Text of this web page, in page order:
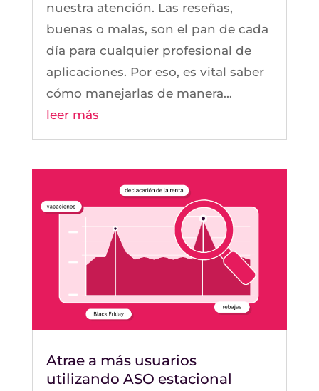
nuestra atención. Las reseñas,
buenas o malas, son el pan de cada
día para cualquier profesional de
aplicaciones. Por eso, es vital saber
cómo manejarlas de manera...
leer más
Atrae a más usuarios
utilizando ASO estacional